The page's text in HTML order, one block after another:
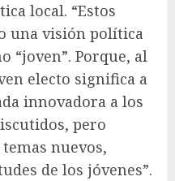
local. “Estos
una visión política
“joven”. Porque, al
electo significa a
innovadora a los
pero
nuevos,
de los jóvenes”.